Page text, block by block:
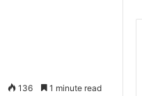
136 1 minute read